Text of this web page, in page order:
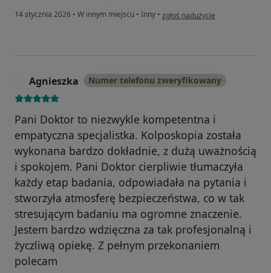
14 stycznia 2026 • W innym miejscu • Inny • w opinii użytkownika Klaudia C-Z
zgłoś nadużycie
Agnieszka Numer telefonu zweryfikowany
Pani Doktor to niezwykle kompetentna i
empatyczna specjalistka. Kolposkopia została
wykonana bardzo dokładnie, z dużą uważnością
i spokojem. Pani Doktor cierpliwie tłumaczyła
każdy etap badania, odpowiadała na pytania i
stworzyła atmosferę bezpieczeństwa, co w tak
stresującym badaniu ma ogromne znaczenie.
Jestem bardzo wdzięczna za tak profesjonalną i
życzliwą opiekę. Z pełnym przekonaniem
polecam